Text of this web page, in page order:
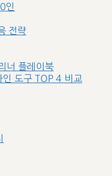
인
전략
너 플레이북
인 도구 TOP 4 비교